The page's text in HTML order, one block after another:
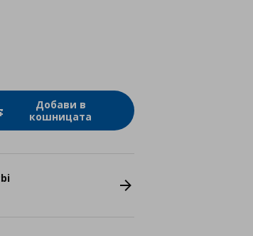
Добави в
кошницата